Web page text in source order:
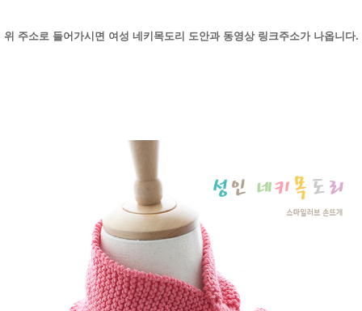
위 주소로 들어가시면 여성 네키목도리 도안과 동영상 링크주소가 나옵니다.